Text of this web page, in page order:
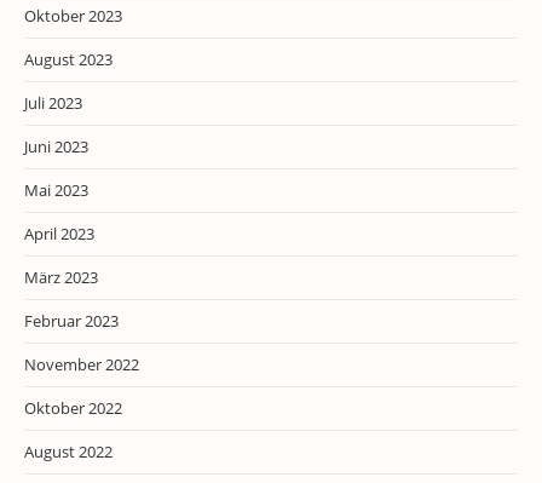
Oktober 2023
August 2023
Juli 2023
Juni 2023
Mai 2023
April 2023
März 2023
Februar 2023
November 2022
Oktober 2022
August 2022